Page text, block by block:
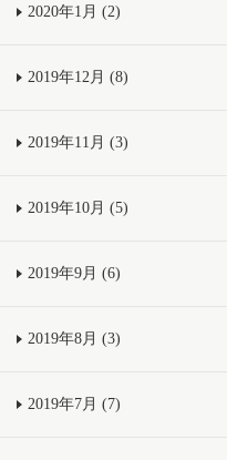
2020年1月 (2)
2019年12月 (8)
2019年11月 (3)
2019年10月 (5)
2019年9月 (6)
2019年8月 (3)
2019年7月 (7)